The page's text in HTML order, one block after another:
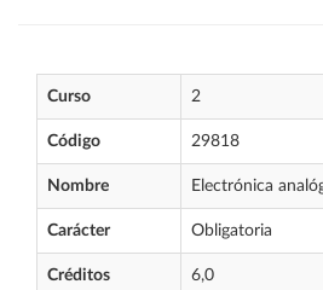
Curso 2
Código 29818
Nombre Electrónica
Carácter Obligatoria
Créditos 6,0